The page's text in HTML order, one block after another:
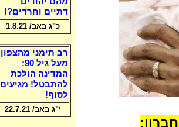
דתיים וחרדים?!
כ"ג באב/ 1.8.21
רב תימני מהצפון
מעל גיל 90:
המדינה הולכת
להתבטל! מגיעים
לסוף!
י"ג באב/ 22.7.21